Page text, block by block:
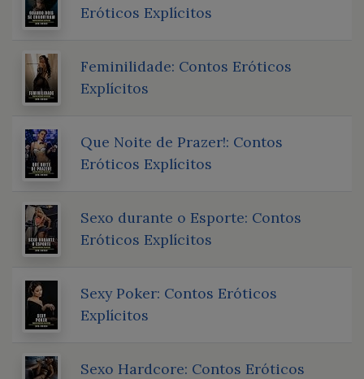
Eróticos Explícitos
Feminilidade: Contos Eróticos
Explícitos
Que Noite de Prazer!: Contos
Eróticos Explícitos
Sexo durante o Esporte: Contos
Eróticos Explícitos
Sexy Poker: Contos Eróticos
Explícitos
Sexo Hardcore: Contos Eróticos